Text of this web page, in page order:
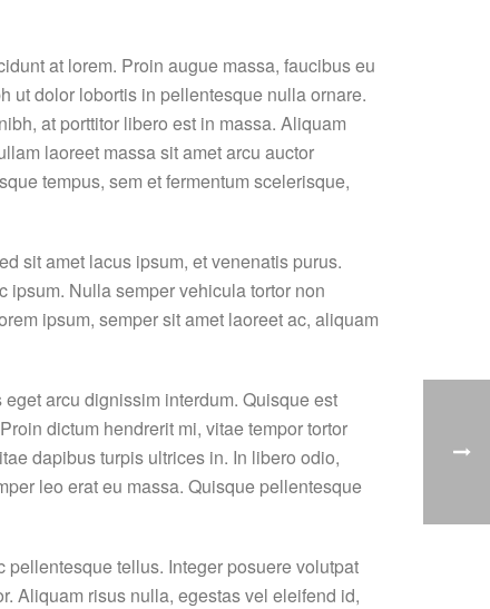
at lorem. Proin augue massa, faucibus eu
ut dolor lobortis in pellentesque nulla ornare.
at porttitor libero est in massa. Aliquam
laoreet massa sit amet arcu auctor
tempus, sem et fermentum scelerisque,
sit amet lacus ipsum, et venenatis purus.
ipsum. Nulla semper vehicula tortor non
ipsum, semper sit amet laoreet ac, aliquam
arcu dignissim interdum. Quisque est
dictum hendrerit mi, vitae tempor tortor
dapibus turpis ultrices in. In libero odio,
leo erat eu massa. Quisque pellentesque
tellus. Integer posuere volutpat
Aliquam risus nulla, egestas vel eleifend id,